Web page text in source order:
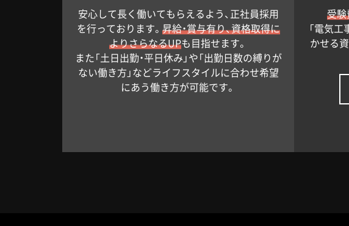
安心して長く働いてもらえるよう、正社員採用
を行っております。 昇給・賞与有り、資格取得に
よりさらなるUPも目指せます。
また「土日出勤・平日休み」や「出勤日数の縛りが
ない働き方」などライフスタイルに合わせ希望
にあう働き方が可能です。
受験
「電気工
かせる